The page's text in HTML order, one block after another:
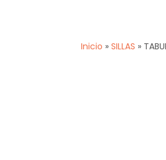
Inicio »SILLAS »